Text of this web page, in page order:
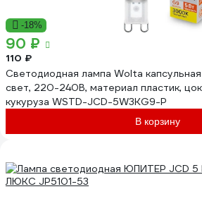
-18%
90 ₽
110 ₽
Светодиодная лампа Wolta
свет, 220-240В, материал пластик,
кукуруза WSTD-JCD-5W3KG9-P
В корзину